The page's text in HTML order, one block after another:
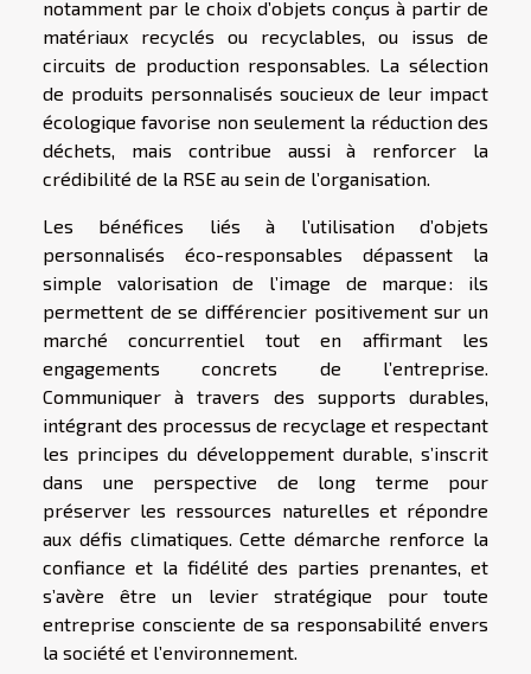
notamment par le choix d’objets conçus à partir de
matériaux recyclés ou recyclables, ou issus de
circuits de production responsables. La sélection
de produits personnalisés soucieux de leur impact
écologique favorise non seulement la réduction des
déchets, mais contribue aussi à renforcer la
crédibilité de la RSE au sein de l’organisation.
Les bénéfices liés à l’utilisation d’objets
personnalisés éco-responsables dépassent la
simple valorisation de l’image de marque : ils
permettent de se différencier positivement sur un
marché concurrentiel tout en affirmant les
engagements concrets de l’entreprise.
Communiquer à travers des supports durables,
intégrant des processus de recyclage et respectant
les principes du développement durable, s’inscrit
dans une perspective de long terme pour
préserver les ressources naturelles et répondre
aux défis climatiques. Cette démarche renforce la
confiance et la fidélité des parties prenantes, et
s’avère être un levier stratégique pour toute
entreprise consciente de sa responsabilité envers
la société et l’environnement.